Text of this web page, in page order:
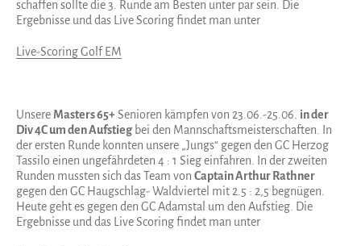
schaffen sollte die 3. Runde am Besten unter par sein. Die
Ergebnisse und das Live Scoring findet man unter
Live-Scoring Golf EM
Unsere Masters 65+Senioren kämpfen von 23.06.-25.06. in der
Div 4C um den Aufstieg bei den Mannschaftsmeisterschaften. In
der ersten Runde konnten unsere „Jungs“ gegen den GC Herzog
Tassilo einen ungefährdeten 4 : 1 Sieg einfahren. In der zweiten
Runden mussten sich das Team von Captain Arthur Rathner
gegen den GC Haugschlag- Waldviertel mit 2.5 : 2,5 begnügen.
Heute geht es gegen den GC Adamstal um den Aufstieg. Die
Ergebnisse und das Live Scoring findet man unter